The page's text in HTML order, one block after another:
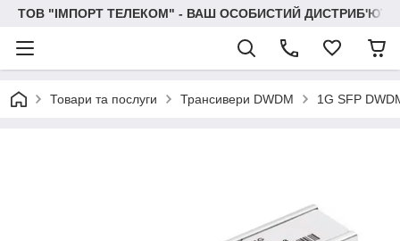
ТОВ "IМПОРТ ТЕЛЕКОМ" - ВАШ ОСОБИСТИЙ
Товари та послуги Трансивери DWDM 1G SFP